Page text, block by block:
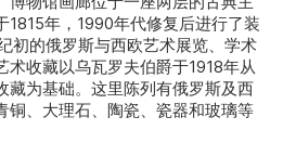
1815年，1990年代修复后进行了装
初的俄罗斯与西欧艺术展览、学术
术收藏以乌瓦罗夫伯爵于1918年从
藏为基础。这里陈列有俄罗斯及西
铜、大理石、陶瓷、瓷器和玻璃等